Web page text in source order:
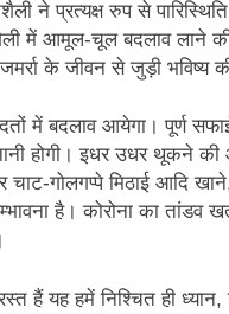
ने प्रत्यक्ष रुप से
में आमूल-चूल बदलाव लाने
के जीवन से जुड़ी
में बदलाव आयेगा। पूर्ण
होगी। इधर उधर थूकने
गोलगप्पे मिठाई आदि
है। कोरोना का तांडव
हैं यह हमें निश्चित ही